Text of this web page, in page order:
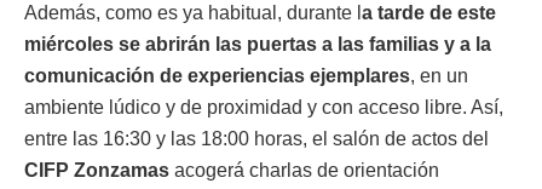
Además, como es ya habitual, durante l a tarde de este
miércoles se abrirán las puertas a las familias y a la
comunicación de experiencias ejemplares, en un
ambiente lúdico y de proximidad y con acceso libre. Así,
entre las 16:30 y las 18:00 horas, el salón de actos del
CIFP Zonzamas acogerá charlas de orientación